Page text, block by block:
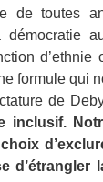
de toutes
démocratie
formule qui
de
inclusif.
d’étrangler